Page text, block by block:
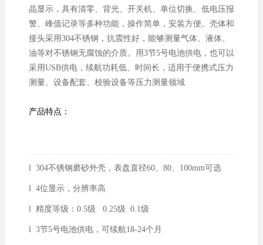
晶显示，具有清零、背光、开关机、单位切换、低电压报
警、峰值记录等多种功能，操作简单，安装方便。壳体和
接头采用304不锈钢，抗震性好，能够测量气体、液体、
油等对不锈钢无腐蚀的介质。用3节5号电池供电，也可以
采用USB供电，续航功耗低、时间长，适用于便携式压力
测量、设备配套、校验设备等压力测量领域
产品特点：
l 304不锈钢磨砂外壳，表盘直径60、80、100mm可选
l 4位显示，分辨率高
l 精度等级：0.5级 0.25级 0.1级
l 3节5号电池供电，可续航18-24个月